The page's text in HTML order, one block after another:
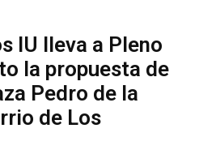
IU lleva a Pleno
la propuesta de
Pedro de la
de Los